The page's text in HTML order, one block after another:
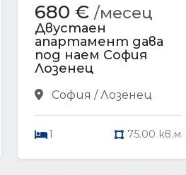
680 € /месец
Двустаен
апартамент дава
под наем София
Лозенец
София / Лозенец
1 75.00 кв.м